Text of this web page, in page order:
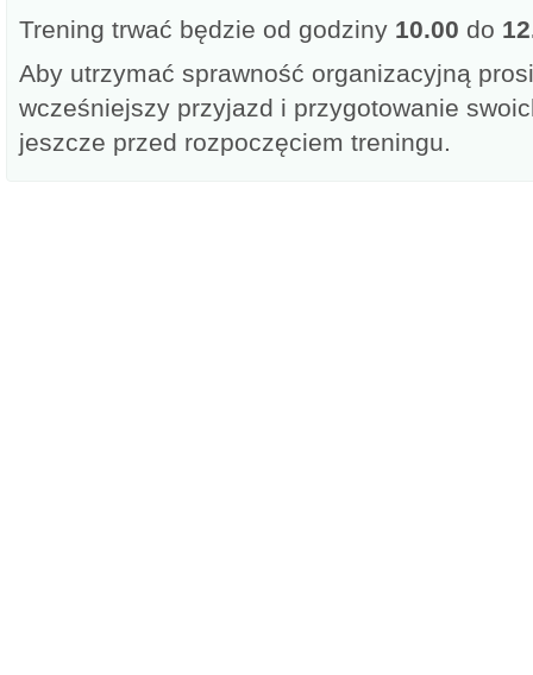
Trening trwać będzie od godziny 10.00 do
Aby utrzymać sprawność organizacyjną
wcześniejszy przyjazd i przygotowanie
jeszcze przed rozpoczęciem treningu.